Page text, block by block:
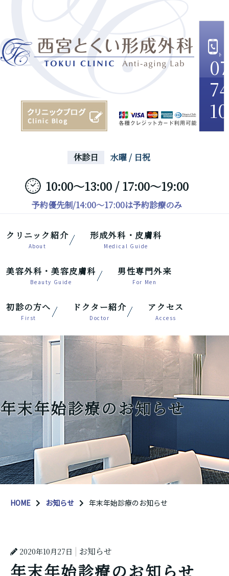
休診日 水曜 / 日祝
10:00～13:00 / 17:00～19:00
予約優先制/14:00～17:00は予約診療のみ
クリニック紹介 形成外科・皮膚科
美容外科・美容皮膚科 男性専門外来
初診の方へ ドクター紹介 アクセス
年末年始診療のお知らせ
HOME お知らせ 年末年始診療のお知らせ
2020年10月27日 お知らせ
年末年始診療のお知らせ